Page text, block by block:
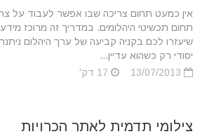
אין כמעט תחום צריכה שבו אפשר לעבוד על
תחום תכשיטי היהלומים. במדריך זה מרוכז מידע
שיעזרו לכם בקניה קביעה של ערך היהלום
יסודי רק כשהוא עדיין...
צילומי תדמית לאתר הכרויות